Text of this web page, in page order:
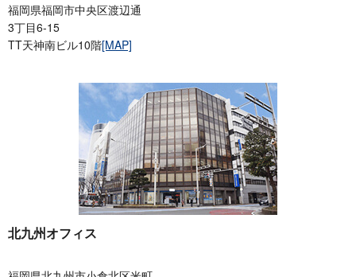
福岡県福岡市中央区渡辺通
3丁目6-15
TT天神南ビル10階[MAP]
北九州オフィス